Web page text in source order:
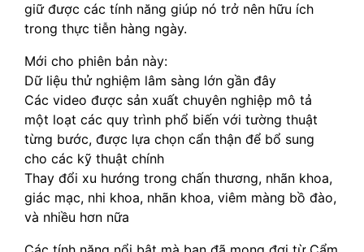
giữ được các tính năng giúp nó trở nên hữu ích
trong thực tiễn hàng ngày.
Mới cho phiên bản này:
Dữ liệu thử nghiệm lâm sàng lớn gần đây
Các video được sản xuất chuyên nghiệp mô tả
một loạt các quy trình phổ biến với tường thuật
từng bước, được lựa chọn cẩn thận để bổ sung
cho các kỹ thuật chính
Thay đổi xu hướng trong chấn thương, nhãn khoa,
giác mạc, nhi khoa, nhãn khoa, viêm màng bồ đào,
và nhiều hơn nữa